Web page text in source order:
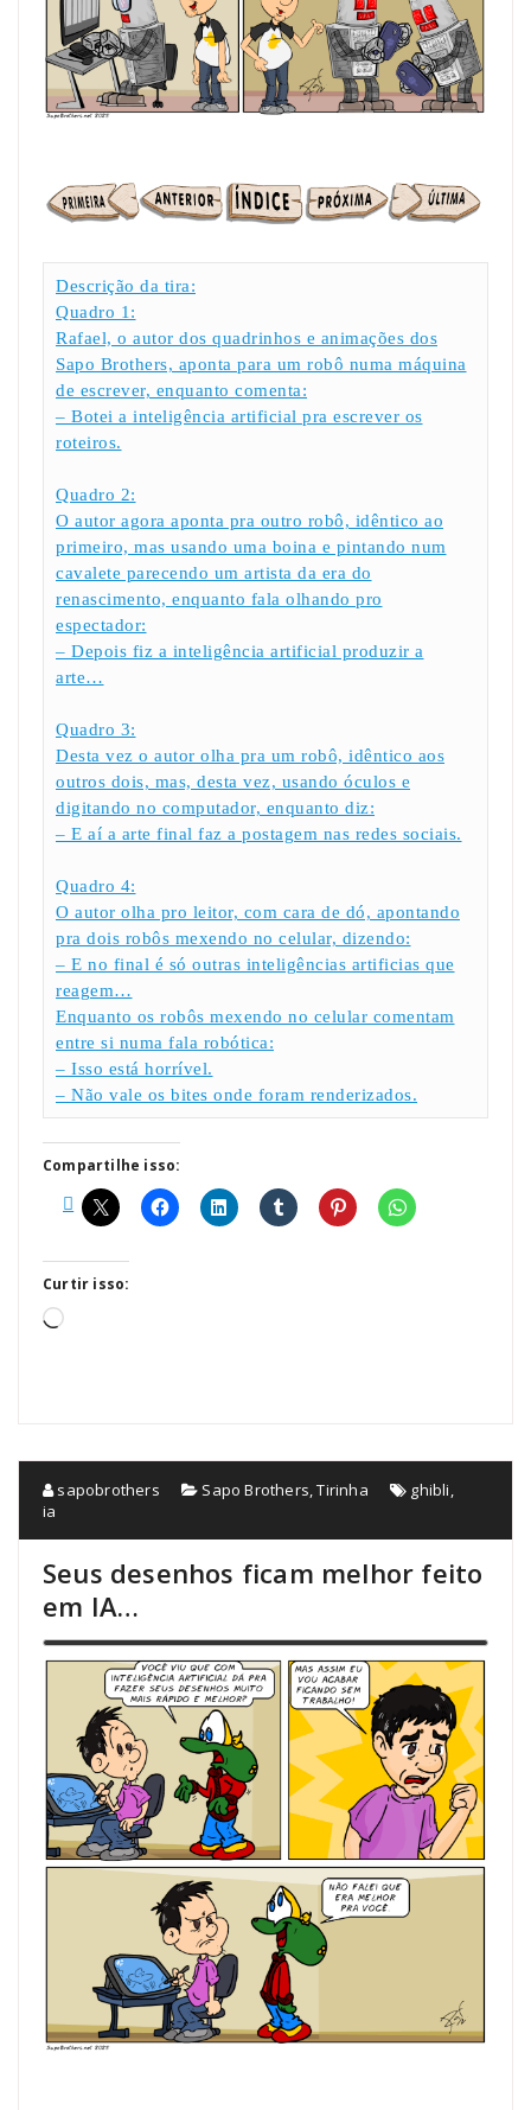
Descrição da tira:
Quadro 1:
Rafael, o autor dos quadrinhos e animações dos
Sapo Brothers, aponta para um robô numa máquina
de escrever, enquanto comenta:
– Botei a inteligência artificial pra escrever os
roteiros.
Quadro 2:
O autor agora aponta pra outro robô, idêntico ao
primeiro, mas usando uma boina e pintando num
cavalete parecendo um artista da era do
renascimento, enquanto fala olhando pro
espectador:
– Depois fiz a inteligência artificial produzir a
arte…
Quadro 3:
Desta vez o autor olha pra um robô, idêntico aos
outros dois, mas, desta vez, usando óculos e
digitando no computador, enquanto diz:
– E aí a arte final faz a postagem nas redes sociais.
Quadro 4:
O autor olha pro leitor, com cara de dó, apontando
pra dois robôs mexendo no celular, dizendo:
– E no final é só outras inteligências artificias que
reagem…
Enquanto os robôs mexendo no celular comentam
entre si numa fala robótica:
– Isso está horrível.
– Não vale os bites onde foram renderizados.
Compartilhe isso:
Curtir isso:
Carregando...
sapobrothers Sapo Brothers,Tirinha ghibli,
ia
Seus desenhos ficam melhor feito
em IA…